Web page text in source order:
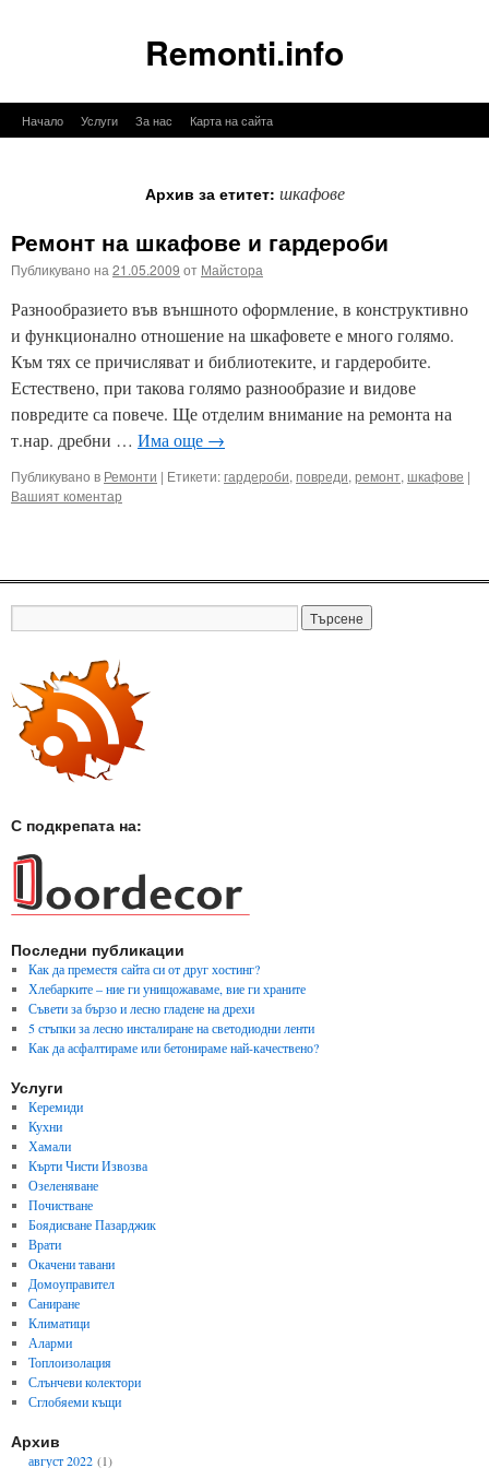
Remonti.info
КъмНачало Услуги За нас Карта на сайта
Архив за етитет: шкафове
Ремонт на шкафове и гардероби
Публикувано на 21.05.2009 от Майстора
Разнообразието във външното оформление, в конструктивно
и функционално отношение на шкафовете е много голямо.
Към тях се причисляват и библиотеките, и гардеробите.
Естествено, при такова голямо разнообразие и видове
повредите са повече. Ще отделим внимание на ремонта на
т.нар. дребни … Има още →
Публикувано в Ремонти | Етикети:гардероби, повреди, ремонт, шкафове |
Вашият коментар
С подкрепата на:
Последни публикации
Как да преместя сайта си от друг хостинг?
Хлебарките – ние ги унищожаваме, вие ги храните
Съвети за бързо и лесно гладене на дрехи
5 стъпки за лесно инсталиране на светодиодни ленти
Как да асфалтираме или бетонираме най-качествено?
Услуги
Керемиди
Кухни
Хамали
Кърти Чисти Извозва
Озеленяване
Почистване
Боядисване Пазарджик
Врати
Окачени тавани
Домоуправител
Саниране
Климатици
Аларми
Топлоизолация
Слънчеви колектори
Сглобяеми къщи
Архив
август 2022(1)